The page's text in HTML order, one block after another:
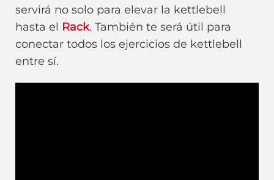
servirá no solo para elevar la kettlebell
hasta el Rack. También te será útil para
conectar todos los ejercicios de kettlebell
entre sí.